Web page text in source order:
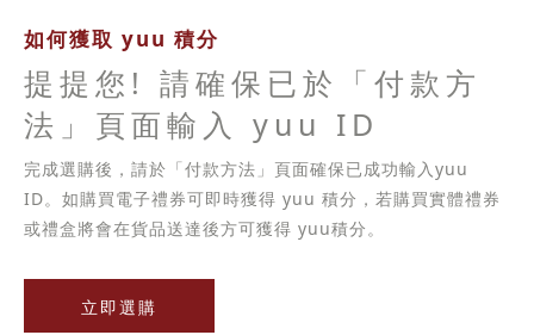
如何獲取 yuu 積分
提提您! 請確保已於「付款方
法」頁面輸入 yuu ID
完成選購後，請於「付款方法」頁面確保已成功輸入yuu
ID。如購買電子禮券可即時獲得 yuu 積分，若購買實體禮券
或禮盒將會在貨品送達後方可獲得 yuu積分。
立即選購